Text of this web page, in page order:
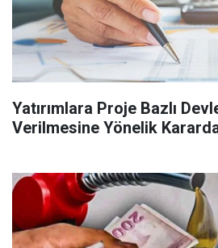
Yatırımlara Proje Bazlı
Verilmesine Yönelik